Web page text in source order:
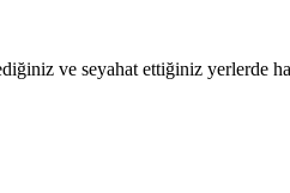
ve seyahat ettiğiniz yerlerde